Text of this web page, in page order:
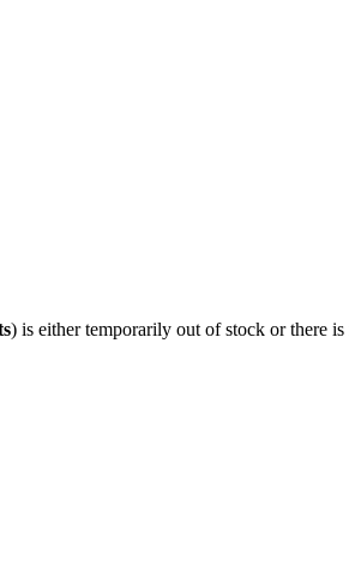
) is either temporarily out of stock or there